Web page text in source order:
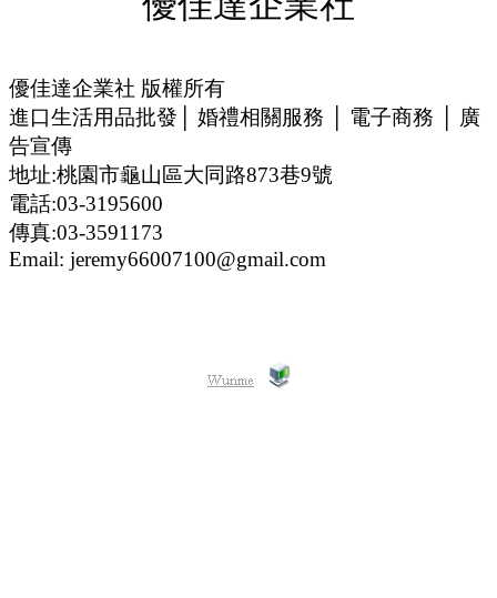
優佳達企業社 版權所有
進口生活用品批發│ 婚禮相關服務 │ 電子商務 │ 廣
告宣傳
地址:桃園市龜山區大同路873巷9號
電話:03-3195600
傳真:03-3591173
Email: jeremy66007100@gmail.com